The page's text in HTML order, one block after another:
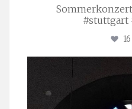
#stuttgart
16